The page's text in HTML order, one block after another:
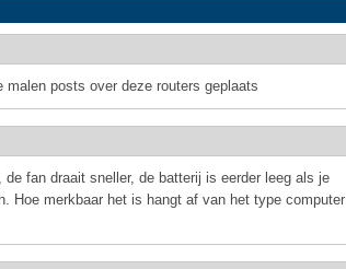
posts over deze routers geplaats
fan draait sneller, de batterij is eerder leeg als je
Hoe merkbaar het is hangt af van het type computer